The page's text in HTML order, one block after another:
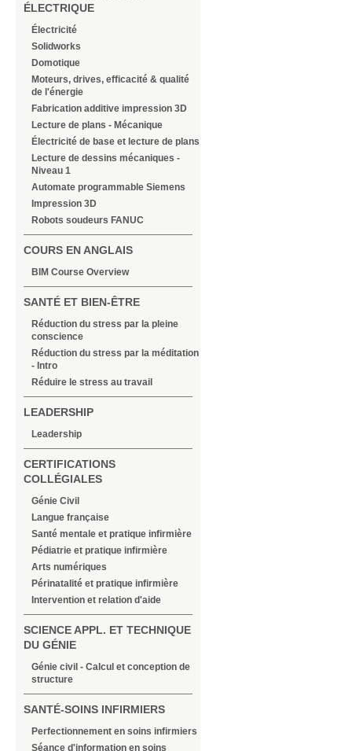
ÉLECTRIQUE
Électricité
Solidworks
Domotique
Moteurs, drives, efficacité & qualité
de l'énergie
Fabrication additive impression 3D
Lecture de plans - Mécanique
Électricité de base et lecture de plans
Lecture de dessins mécaniques -
Niveau 1
Automate programmable Siemens
Impression 3D
Robots soudeurs FANUC
COURS EN ANGLAIS
BIM Course Overview
SANTÉ ET BIEN-ÊTRE
Réduction du stress par la pleine
conscience
Réduction du stress par la méditation
- Intro
Réduire le stress au travail
LEADERSHIP
Leadership
CERTIFICATIONS
COLLÉGIALES
Génie Civil
Langue française
Santé mentale et pratique infirmière
Pédiatrie et pratique infirmière
Arts numériques
Périnatalité et pratique infirmière
Intervention et relation d'aide
SCIENCE APPL. ET TECHNIQUE
DU GÉNIE
Génie civil - Calcul et conception de
structure
SANTÉ-SOINS INFIRMIERS
Perfectionnement en soins infirmiers
Séance d'information en soins